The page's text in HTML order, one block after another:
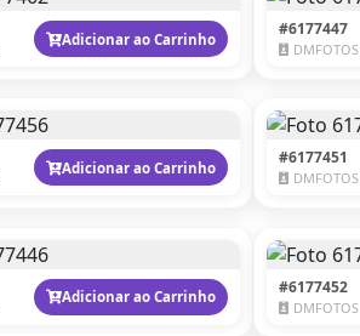
Adicionar ao Carrinho #6177447
DMFOTOS
Adicionar ao Carrinho #6177451
DMFOTOS
Adicionar ao Carrinho #6177452
DMFOTOS